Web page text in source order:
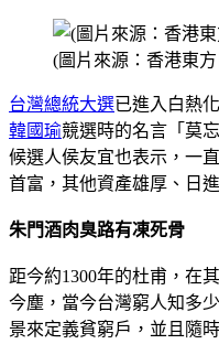
(圖片來源：香港東
台灣總統大選已進入白熱
韓國瑜競選時的名言「莫
候選人侯友宜也表示，一
首富，其他資產雄厚、日
朱門酒肉臭路有凍死骨
距今約1300年的杜甫，在
今塵，當今台灣窮人知多
景來定義貧窮戶，並且隨